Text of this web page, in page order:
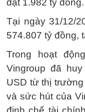
đạt 1.982 tỷ đồng.
Tại ngày 31/12/
574.807 tỷ đồng,
Trong hoạt
Vingroup đã
USD từ thị
và sức hút của